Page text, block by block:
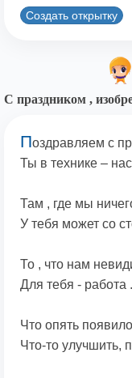
Создать открытку
С праздником ,
Поздравляем с
Ты в технике –
Там , где мы
У тебя может со
То , что нам
Для тебя - работа
Что опять
Что-то улучшить,